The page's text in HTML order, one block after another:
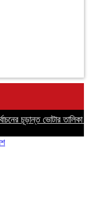
চূড়ান্ত ভোটার তালিকা